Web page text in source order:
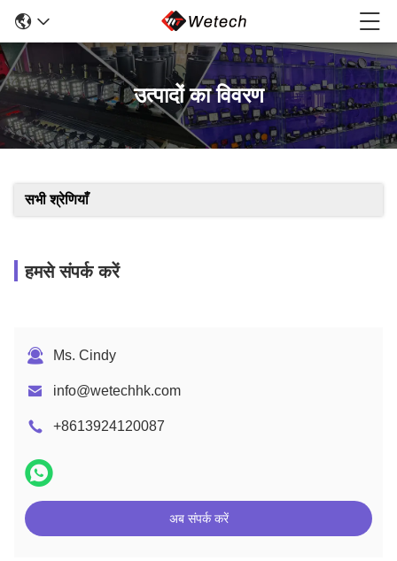
उत्पादों का विवरण
सभी श्रेणियाँ
हमसे संपर्क करें
Ms. Cindy
info@wetechhk.com
+8613924120087
अब संपर्क करें